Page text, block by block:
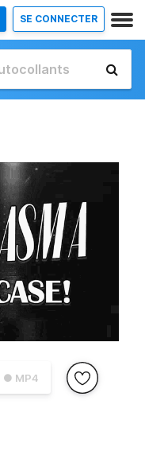
SE CONNECTER
● MP4